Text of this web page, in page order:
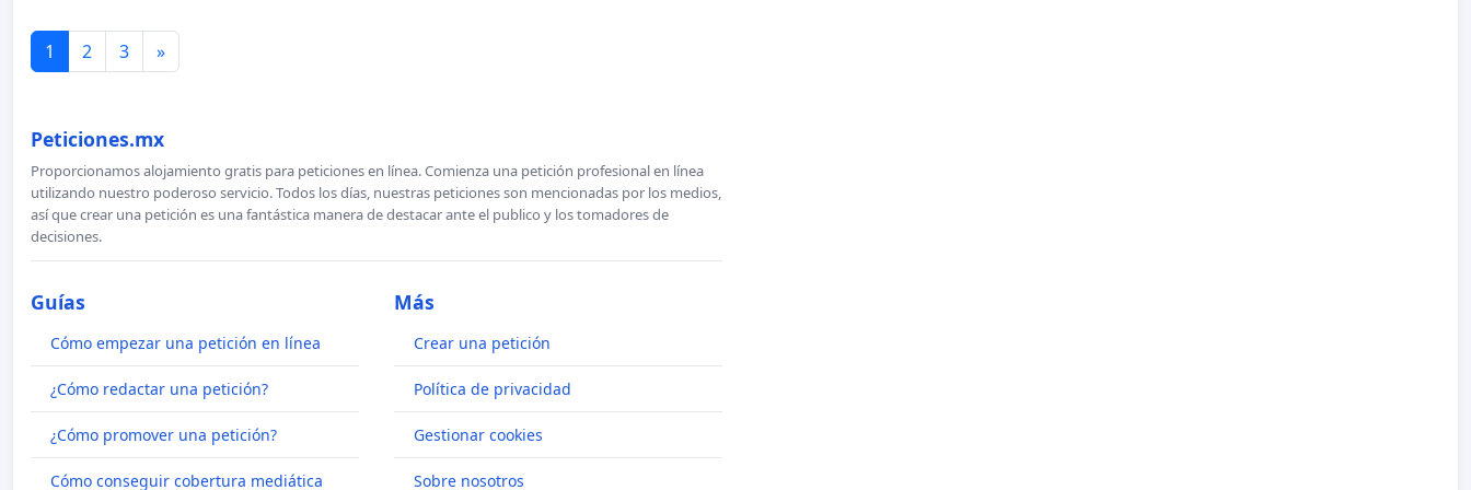
1 2 3 »
Peticiones.mx
Proporcionamos alojamiento gratis para peticiones en línea. Comienza una petición profesional en línea
utilizando nuestro poderoso servicio. Todos los días, nuestras peticiones son mencionadas por los medios,
así que crear una petición es una fantástica manera de destacar ante el publico y los tomadores de
decisiones.
Guías
Cómo empezar una petición en línea
¿Cómo redactar una petición?
¿Cómo promover una petición?
Cómo conseguir cobertura mediática
Más
Crear una petición
Política de privacidad
Gestionar cookies
Sobre nosotros